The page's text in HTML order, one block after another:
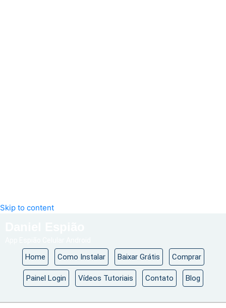
Skip to content
Home Como Instalar Baixar Grátis Comprar
Painel Login Vídeos Tutoriais Contato Blog